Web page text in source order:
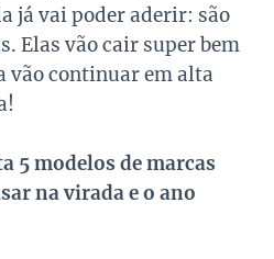
já vai poder aderir: são
Elas vão cair super bem
vão continuar em alta
5 modelos de marcas
na virada e o ano